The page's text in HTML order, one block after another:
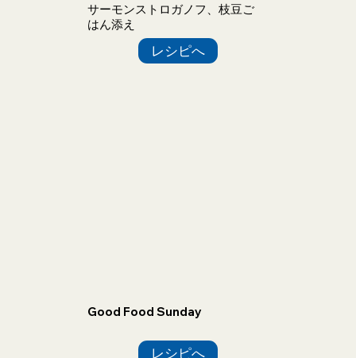
サーモンストロガノフ、枝豆ご
はん添え
レシピへ
Good Food Sunday
レシピへ